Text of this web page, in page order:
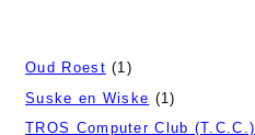
Oud Roest (1)
Suske en Wiske (1)
TROS Computer Club (T.C.C.)